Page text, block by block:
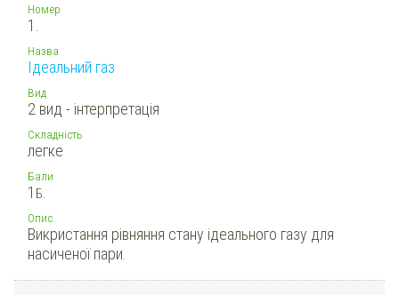
Номер
1.
Назва
Ідеальний газ
Вид
2 вид - інтерпретація
Складність
легке
Бали
1 Б.
Опис
Викристання рівняння стану ідеального газу для
насиченої пари.